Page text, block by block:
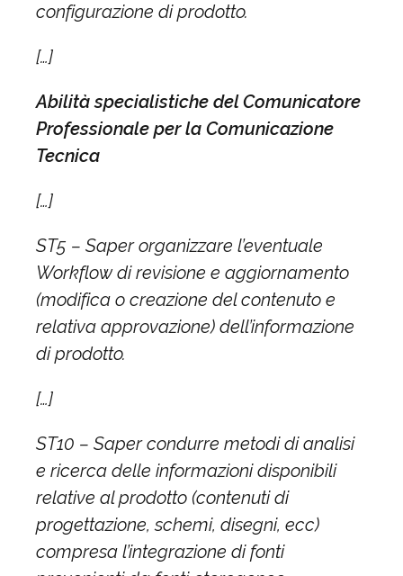
configurazione di prodotto.
[…]
Abilità specialistiche del Comunicatore
Professionale per la Comunicazione
Tecnica
[…]
ST5 – Saper organizzare l’eventuale
Workflow di revisione e aggiornamento
(modifica o creazione del contenuto e
relativa approvazione) dell’informazione
di prodotto.
[…]
ST10 – Saper condurre metodi di analisi
e ricerca delle informazioni disponibili
relative al prodotto (contenuti di
progettazione, schemi, disegni, ecc)
compresa l’integrazione di fonti